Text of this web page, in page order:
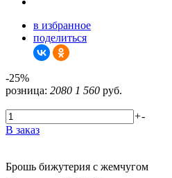
в избранное
поделиться
-25%
розница: 2080 1 560 руб.
+-
В заказ
Брошь бижутерия с жемчугом